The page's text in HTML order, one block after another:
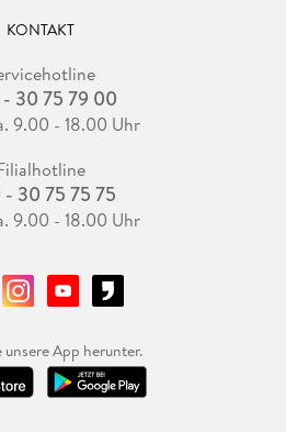
KONTAKT
30 75 79 00
9.00 - 18.00 Uhr
30 75 75 75
9.00 - 18.00 Uhr
unsere App herunter.